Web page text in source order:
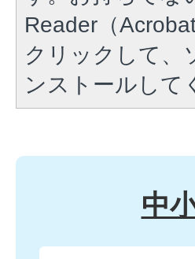
Reader（
クリックして、
ンストールして
中